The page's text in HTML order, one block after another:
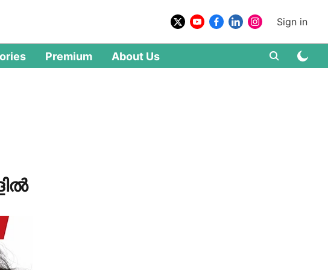
Sign in
Premium About Us